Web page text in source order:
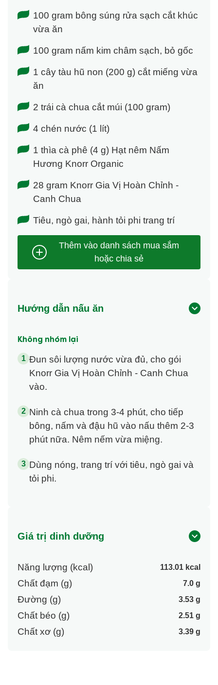
100 gram bông súng rửa sạch cắt khúc
vừa ăn
100 gram nấm kim châm sạch, bỏ gốc
1 cây tàu hũ non (200 g) cắt miếng vừa
ăn
2 trái cà chua cắt múi (100 gram)
4 chén nước (1 lít)
1 thìa cà phê (4 g) Hạt nêm Nấm
Hương Knorr Organic
28 gram Knorr Gia Vị Hoàn Chỉnh -
Canh Chua
Tiêu, ngò gai, hành tỏi phi trang trí
Hướng dẫn nấu ăn
Không nhóm lại
Đun sôi lượng nước vừa đủ, cho gói
Knorr Gia Vị Hoàn Chỉnh - Canh Chua
vào.
Ninh cà chua trong 3-4 phút, cho tiếp
bông, nấm và đậu hũ vào nấu thêm 2-3
phút nữa. Nêm nếm vừa miệng.
Dùng nóng, trang trí với tiêu, ngò gai và
tỏi phi.
Giá trị dinh dưỡng
Năng lượng (kcal) 113.01 kcal
Chất đạm (g) 7.0 g
Đường (g) 3.53 g
Chất béo (g) 2.51 g
Chất xơ (g) 3.39 g